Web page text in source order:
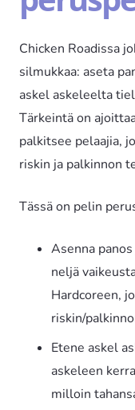
Chicken Roadissa
silmukkaa: aseta
askel askeleelta
Tärkeintä on
palkitsee pelaajia,
riskin ja palkinnon
Tässä on pelin
Asenna
neljä
Hardcoreen,
riskin/
Etene askel
askeleen
milloin